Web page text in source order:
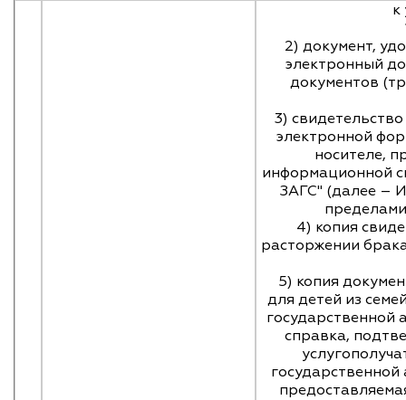
к
2) документ,
электронный
документов
3)
электронной
носителе,
информационной
ЗАГС" (далее –
4) копия
расторжении
5) копия
для детей из
справка,